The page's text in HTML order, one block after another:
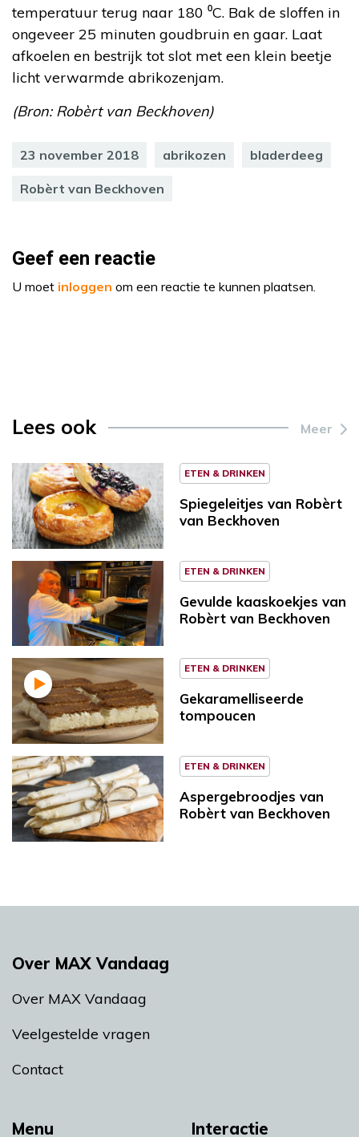
temperatuur terug naar 180 ⁰C. Bak de sloffen in
ongeveer 25 minuten goudbruin en gaar. Laat
afkoelen en bestrijk tot slot met een klein beetje
licht verwarmde abrikozenjam.
(Bron: Robèrt van Beckhoven)
23 november 2018 abrikozen bladerdeeg
Robèrt van Beckhoven
Geef een reactie
U moet inloggen om een reactie te kunnen plaatsen.
Lees ook Meer
ETEN & DRINKEN
Spiegeleitjes van Robèrt
van Beckhoven
ETEN & DRINKEN
Gevulde kaaskoekjes van
Robèrt van Beckhoven
ETEN & DRINKEN
Gekaramelliseerde
tompoucen
ETEN & DRINKEN
Aspergebroodjes van
Robèrt van Beckhoven
Menu Interactie
Over MAX Vandaag
Over MAX Vandaag
Veelgestelde vragen
Contact